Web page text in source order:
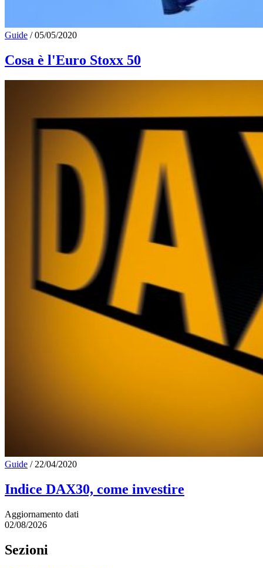
Guide / 05/05/2020
Cosa è l'Euro Stoxx 50
Guide / 22/04/2020
Indice DAX30, come investire
Aggiornamento dati
02/08/2026
Sezioni